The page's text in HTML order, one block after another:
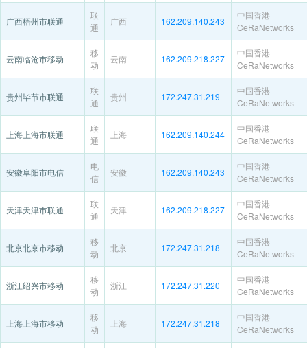
广西梧州市联通
联
通
广西 162.209.140.243
中国香港
CeRaNetworks
云南临沧市移动
移
动
云南 162.209.218.227
中国香港
CeRaNetworks
贵州毕节市联通
联
通
贵州 172.247.31.219
中国香港
CeRaNetworks
上海上海市联通
联
通
上海 162.209.140.244
中国香港
CeRaNetworks
安徽阜阳市电信
电
信
安徽 162.209.140.243
中国香港
CeRaNetworks
天津天津市联通
联
通
天津 162.209.218.227
中国香港
CeRaNetworks
北京北京市移动
移
动
北京 172.247.31.218
中国香港
CeRaNetworks
浙江绍兴市移动
移
动
浙江 172.247.31.220
中国香港
CeRaNetworks
上海上海市移动
移
动
上海 172.247.31.218
中国香港
CeRaNetworks